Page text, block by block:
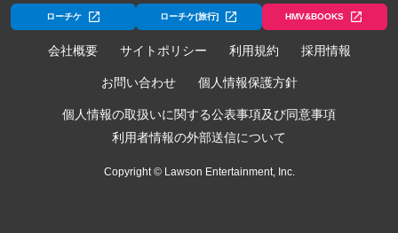
ローチケ ローチケ[旅行] HMV&BOOKS
会社概要 サイトポリシー 利用規約 採用情報
お問い合わせ 個人情報保護方針
個人情報の取扱いに関する公表事項及び同意事項
利用者情報の外部送信について
Copyright © Lawson Entertainment, Inc.